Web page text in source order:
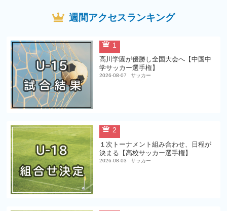
週間アクセスランキング
1
高川学園が優勝し全国大会へ【中国中
学サッカー選手権】
2026-08-07 サッカー
2
１次トーナメント組み合わせ、日程が
決まる【高校サッカー選手権】
2026-08-03 サッカー